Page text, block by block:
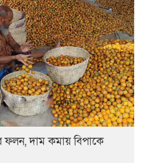
ফলন, দাম কমায় বিপাকে